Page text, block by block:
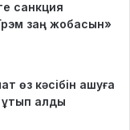
санкция
заң жобасын»
өз кәсібін ашуға
ұтып алды